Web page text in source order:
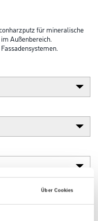
Über Cookies
für mineralische
Außenbereich.